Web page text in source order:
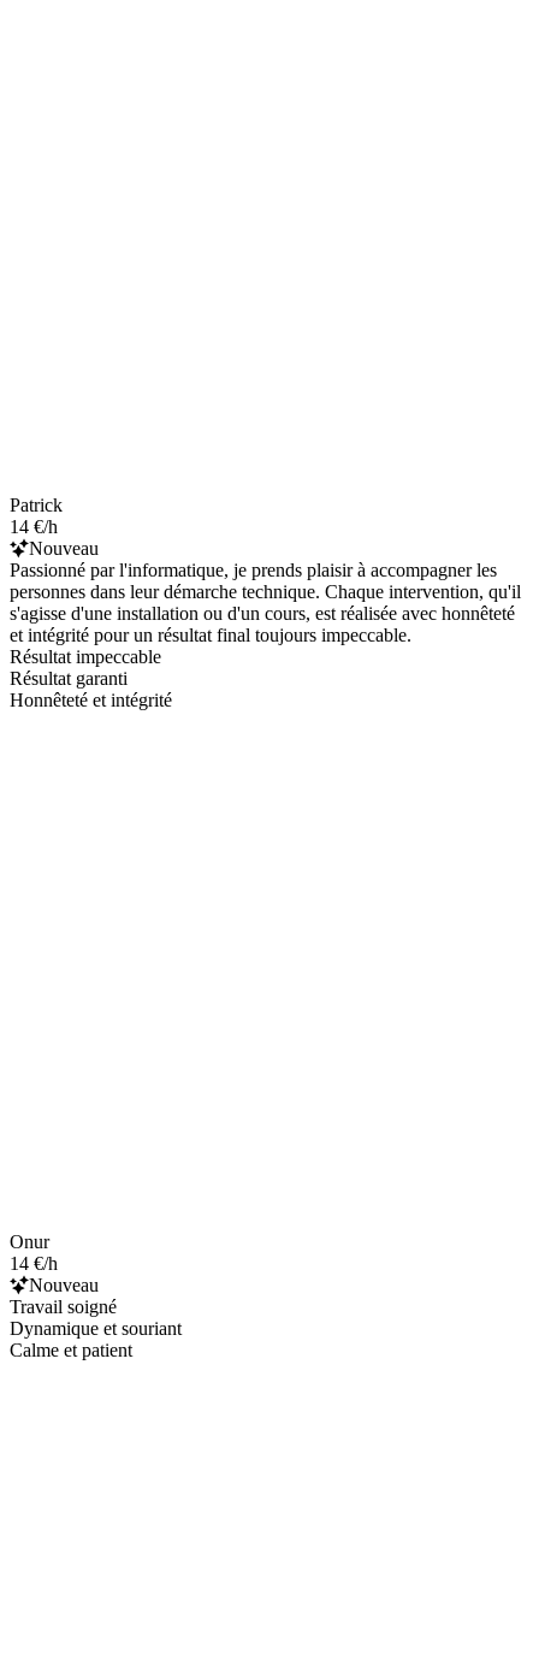
Patrick
14 €/h
Nouveau
Passionné par l'informatique, je prends plaisir à accompagner les
personnes dans leur démarche technique. Chaque intervention, qu'il
s'agisse d'une installation ou d'un cours, est réalisée avec honnêteté
et intégrité pour un résultat final toujours impeccable.
Résultat impeccable
Résultat garanti
Honnêteté et intégrité
Onur
14 €/h
Nouveau
Travail soigné
Dynamique et souriant
Calme et patient